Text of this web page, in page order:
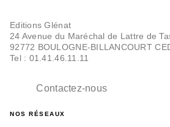
Osez... en BD - Tome 03
Editions Glénat
24 Avenue du Maréchal de Lattre de
92772 BOULOGNE-BILLANCOURT
Tel : 01.41.46.11.11
Contactez-nous
NOS RÉSEAUX